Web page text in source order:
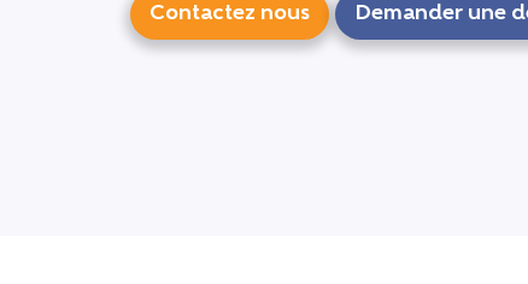
Contactez nous Demander une